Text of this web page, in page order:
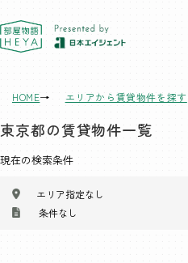
東京 部屋物語
HOME エリアから賃貸物件を探す
東京都の賃貸物件一覧
現在の検索条件
エリア指定なし
条件なし